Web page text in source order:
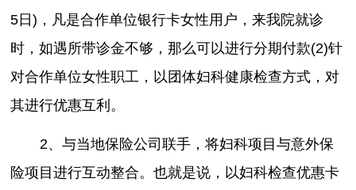
5日)，凡是合作单位银行卡女性用户，来我院就诊
时，如遇所带诊金不够，那么可以进行分期付款(2)针
对合作单位女性职工，以团体妇科健康检查方式，对
其进行优惠互利。
2、与当地保险公司联手，将妇科项目与意外保
险项目进行互动整合。也就是说，以妇科检查优惠卡